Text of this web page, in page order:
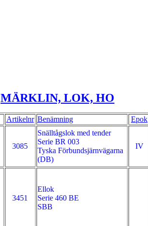
MÄRKLIN, LOK, HO
Artikelnr Benämning Epok
3085
Snälltågslok med tender
Serie BR 003
Tyska Förbundsjärnvägarna
(DB)
IV
3451
Ellok
Serie 460 BE
SBB